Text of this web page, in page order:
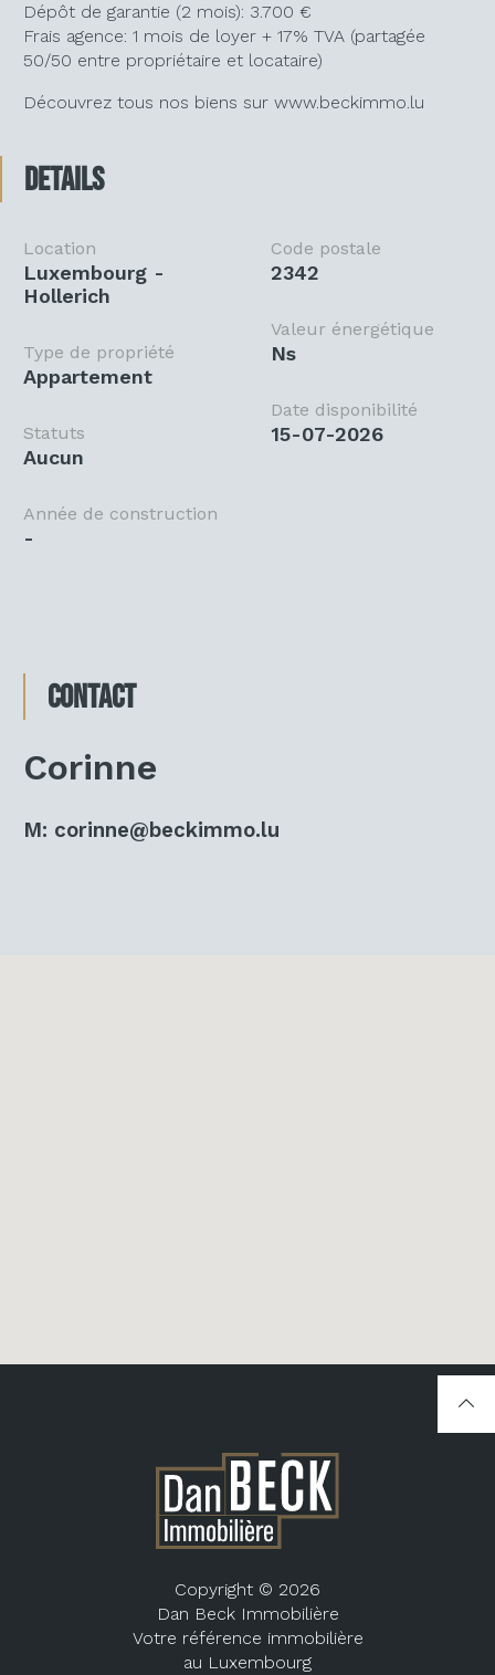
Dépôt de garantie (2 mois): 3.700 €
Frais agence: 1 mois de loyer + 17% TVA (partagée
50/50 entre propriétaire et locataire)
Découvrez tous nos biens sur www.beckimmo.lu
Details
Location
Luxembourg -
Hollerich
Type de propriété
Appartement
Statuts
Aucun
Année de construction
-
Code postale
2342
Valeur énergétique
ns
Date disponibilité
15-07-2026
Contact
Corinne
M: corinne@beckimmo.lu
Copyright © 2026
Dan Beck Immobilière
Votre référence immobilière
au Luxembourg